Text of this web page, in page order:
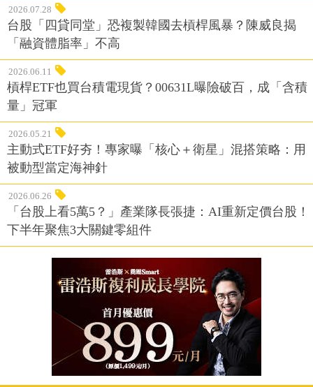
2026.07.28
台股「四貸同堂」恐複製韓國去槓桿風暴？陳威良揭
「融資體脂率」不高
2026.06.11
槓桿ETF也買台積電現貨？00631L曝險破百，成「含積
量」冠軍
2026.05.21
主動式ETF好夯！專家曝「核心＋衛星」混搭策略：用
被動型當定海神針
2026.06.26
「台股上看5萬5？」產業隊長張捷：AI重新定價台股！
下半年聚焦3大關鍵零組件